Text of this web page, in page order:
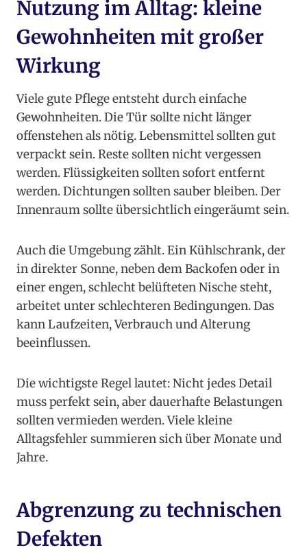
Nutzung im Alltag: kleine
Gewohnheiten mit großer
Wirkung
Viele gute Pflege entsteht durch einfache
Gewohnheiten. Die Tür sollte nicht länger
offenstehen als nötig. Lebensmittel sollten gut
verpackt sein. Reste sollten nicht vergessen
werden. Flüssigkeiten sollten sofort entfernt
werden. Dichtungen sollten sauber bleiben. Der
Innenraum sollte übersichtlich eingeräumt sein.
Auch die Umgebung zählt. Ein Kühlschrank, der
in direkter Sonne, neben dem Backofen oder in
einer engen, schlecht belüfteten Nische steht,
arbeitet unter schlechteren Bedingungen. Das
kann Laufzeiten, Verbrauch und Alterung
beeinflussen.
Die wichtigste Regel lautet: Nicht jedes Detail
muss perfekt sein, aber dauerhafte Belastungen
sollten vermieden werden. Viele kleine
Alltagsfehler summieren sich über Monate und
Jahre.
Abgrenzung zu technischen
Defekten